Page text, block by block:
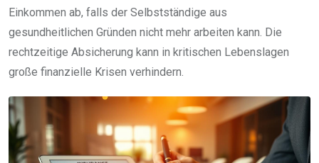
Einkommen ab, falls der Selbstständige aus
gesundheitlichen Gründen nicht mehr arbeiten kann. Die
rechtzeitige Absicherung kann in kritischen Lebenslagen
große finanzielle Krisen verhindern.